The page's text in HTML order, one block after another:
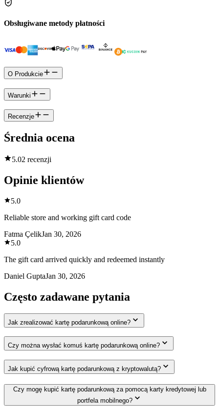
Obsługiwane metody płatności
O Produkcie
Warunki
Recenzje
Średnia ocena
5.02 recenzji
Opinie klientów
5.0
Reliable store and working gift card code
Fatma ÇelikJan 30, 2026
5.0
The gift card arrived quickly and redeemed instantly
Daniel GuptaJan 30, 2026
Często zadawane pytania
Jak zrealizować kartę podarunkową online?
Czy można wysłać komuś kartę podarunkową online?
Jak kupić cyfrową kartę podarunkową z kryptowalutą?
Czy mogę kupić kartę podarunkową za pomocą karty kredytowej lub
portfela mobilnego?